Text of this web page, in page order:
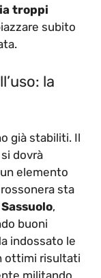
troppi
subito
la
già stabiliti. Il
dovrà
elemento
sta
,
buoni
indossato le
ottimi risultati
militando